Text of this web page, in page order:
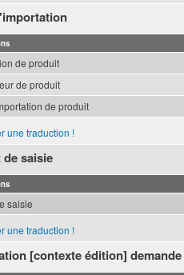
de produit
de produit
de produit
une traduction !
saisie
saisie
une traduction !
[contexte édition]